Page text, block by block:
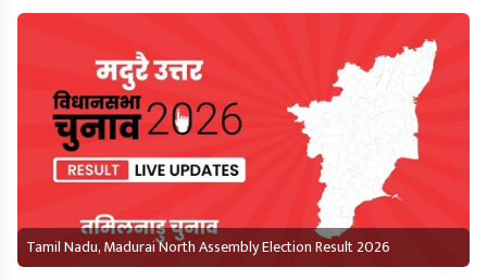
Tamil Nadu, Madurai North Assembly Election Result 2026